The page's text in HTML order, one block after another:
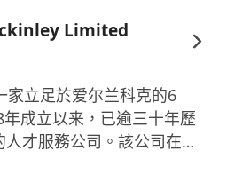
Limited
立足於爱尔兰科克的6
成立以来，已逾三十年歷
才服務公司。該公司在英